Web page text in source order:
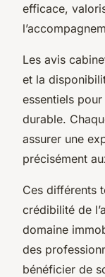
efficace,
Les avis
et la
essentiels
durable.
assurer une
précisément
Ces différents
crédibilité de
domaine
des
bénéficier de